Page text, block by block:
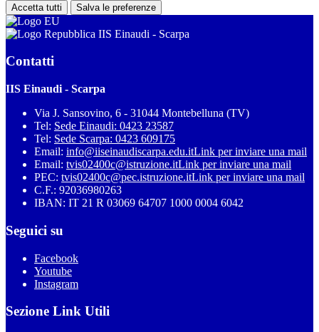
Accetta tutti Salva le preferenze
IIS Einaudi - Scarpa
Contatti
IIS Einaudi - Scarpa
Via J. Sansovino, 6 - 31044 Montebelluna (TV)
Tel: Sede Einaudi: 0423 23587
Tel: Sede Scarpa: 0423 609175
Email: info@iiseinaudiscarpa.edu.itLink per inviare una mail
Email: tvis02400c@istruzione.itLink per inviare una mail
PEC: tvis02400c@pec.istruzione.itLink per inviare una mail
C.F.: 92036980263
IBAN: IT 21 R 03069 64707 1000 0004 6042
Seguici su
Facebook
Youtube
Instagram
Sezione Link Utili